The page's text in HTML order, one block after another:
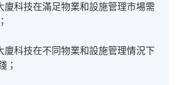
廈科技在滿足物業和設施管理市場需
廈科技在不同物業和設施管理情況下
；